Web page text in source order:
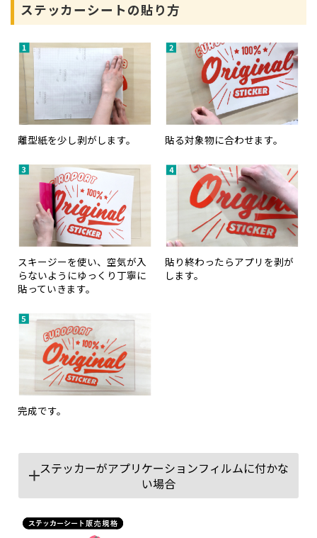
ステッカーシートの貼り方
離型紙を少し剥がします。 貼る対象物に合わせます。
スキージーを使い、空気が入
らないようにゆっくり丁寧に
貼っていきます。
貼り終わったらアプリを剥が
します。
完成です。
ステッカーがアプリケーションフィルムに付かな
い場合